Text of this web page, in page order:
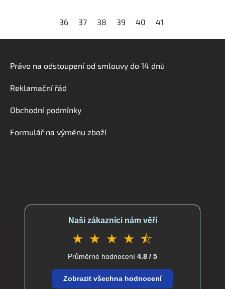
36 37 38 39 40 41
Právo na odstoupení od smlouvy do 14 dnů
Reklamační řád
Obchodní podmínky
Formulář na výměnu zboží
Naši zákazníci nám věří
★ ★ ★ ★ ⯪
Průměrné hodnocení 4.8 / 5
Zobrazit všechna hodnocení